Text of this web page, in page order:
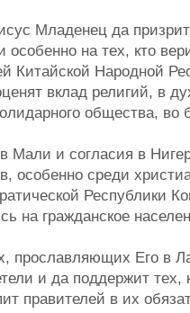
Младенец да
на тех, кто
Китайской Народной
вклад религий, в
общества, во
Мали и согласия в
особенно среди
Республики
на гражданское
прославляющих Его в
и да поддержит тех,
правителей в их